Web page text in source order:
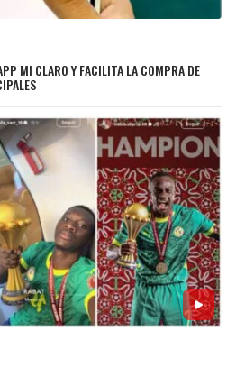
MI CLARO Y FACILITA LA COMPRA DE